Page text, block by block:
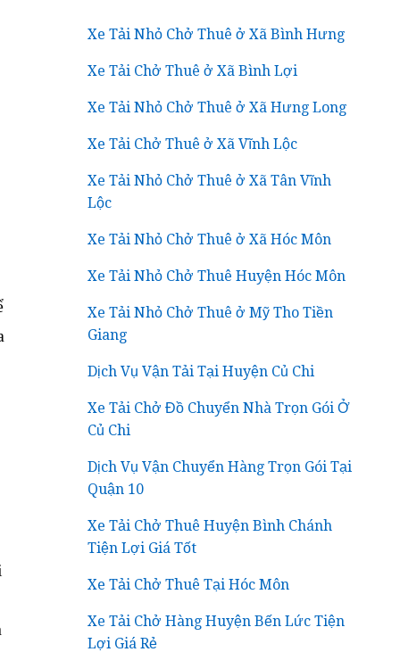
Xe Tải Nhỏ Chở Thuê ở Xã Bình Hưng
Xe Tải Chở Thuê ở Xã Bình Lợi
Xe Tải Nhỏ Chở Thuê ở Xã Hưng Long
Xe Tải Chở Thuê ở Xã Vĩnh Lộc
Xe Tải Nhỏ Chở Thuê ở Xã Tân Vĩnh
Lộc
Xe Tải Nhỏ Chở Thuê ở Xã Hóc Môn
Xe Tải Nhỏ Chở Thuê Huyện Hóc Môn
Xe Tải Nhỏ Chở Thuê ở Mỹ Tho Tiền
Giang
Dịch Vụ Vận Tải Tại Huyện Củ Chi
Xe Tải Chở Đồ Chuyển Nhà Trọn Gói Ở
Củ Chi
Dịch Vụ Vận Chuyển Hàng Trọn Gói Tại
Quận 10
Xe Tải Chở Thuê Huyện Bình Chánh
Tiện Lợi Giá Tốt
Xe Tải Chở Thuê Tại Hóc Môn
Xe Tải Chở Hàng Huyện Bến Lức Tiện
Lợi Giá Rẻ